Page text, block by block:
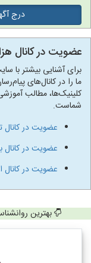
درج
عضویت در کانال
برای آشنایی بیشتر با
ما را در کانال‌های
کلینیک‌ها، مطالب
شماست.
عضویت در کانال
عضویت در کانال
عضویت در کانال
بهترین